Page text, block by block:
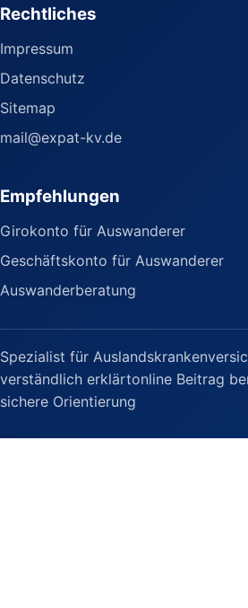
Rechtliches
Impressum
Datenschutz
Sitemap
mail@expat-kv.de
Empfehlungen
Girokonto für Auswanderer
Geschäftskonto für Auswanderer
Auswanderberatung
Spezialist für
verständlich erklärtonline Beitrag
sichere Orientierung